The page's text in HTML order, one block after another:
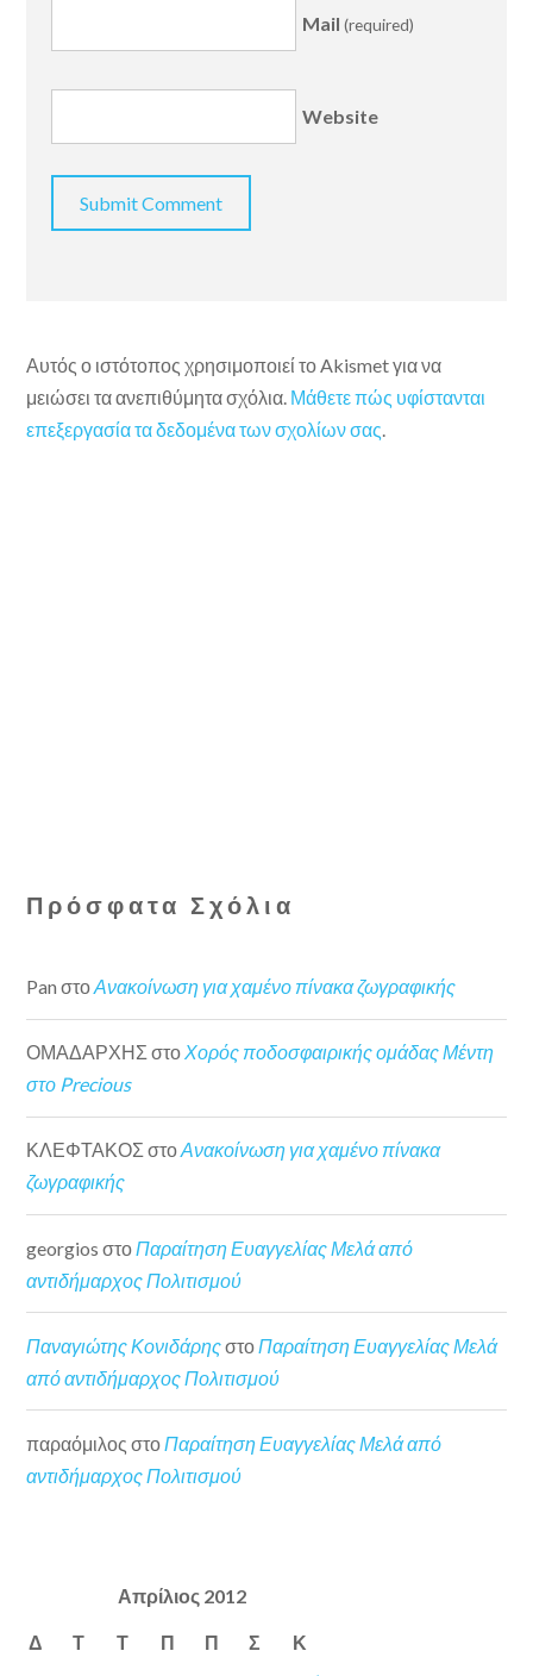
Mail (required)
Website
Αυτός ο ιστότοπος χρησιμοποιεί το Akismet για να
μειώσει τα ανεπιθύμητα σχόλια. Μάθετε πώς υφίστανται
επεξεργασία τα δεδομένα των σχολίων σας.
Πρόσφατα Σχόλια
Pan στοΑνακοίνωση για χαμένο πίνακα ζωγραφικής
ΟΜΑΔΑΡΧΗΣ στοΧορός ποδοσφαιρικής ομάδας Μέντη
στο Precious
ΚΛΕΦΤΑΚΟΣ στοΑνακοίνωση για χαμένο πίνακα
ζωγραφικής
georgios στο Παραίτηση Ευαγγελίας Μελά από
αντιδήμαρχος Πολιτισμού
Παναγιώτης Κονιδάρηςστο Παραίτηση Ευαγγελίας Μελά
από αντιδήμαρχος Πολιτισμού
παραόμιλος στοΠαραίτηση Ευαγγελίας Μελά από
αντιδήμαρχος Πολιτισμού
Απρίλιος 2012
Δ Τ Τ Π Π Σ Κ